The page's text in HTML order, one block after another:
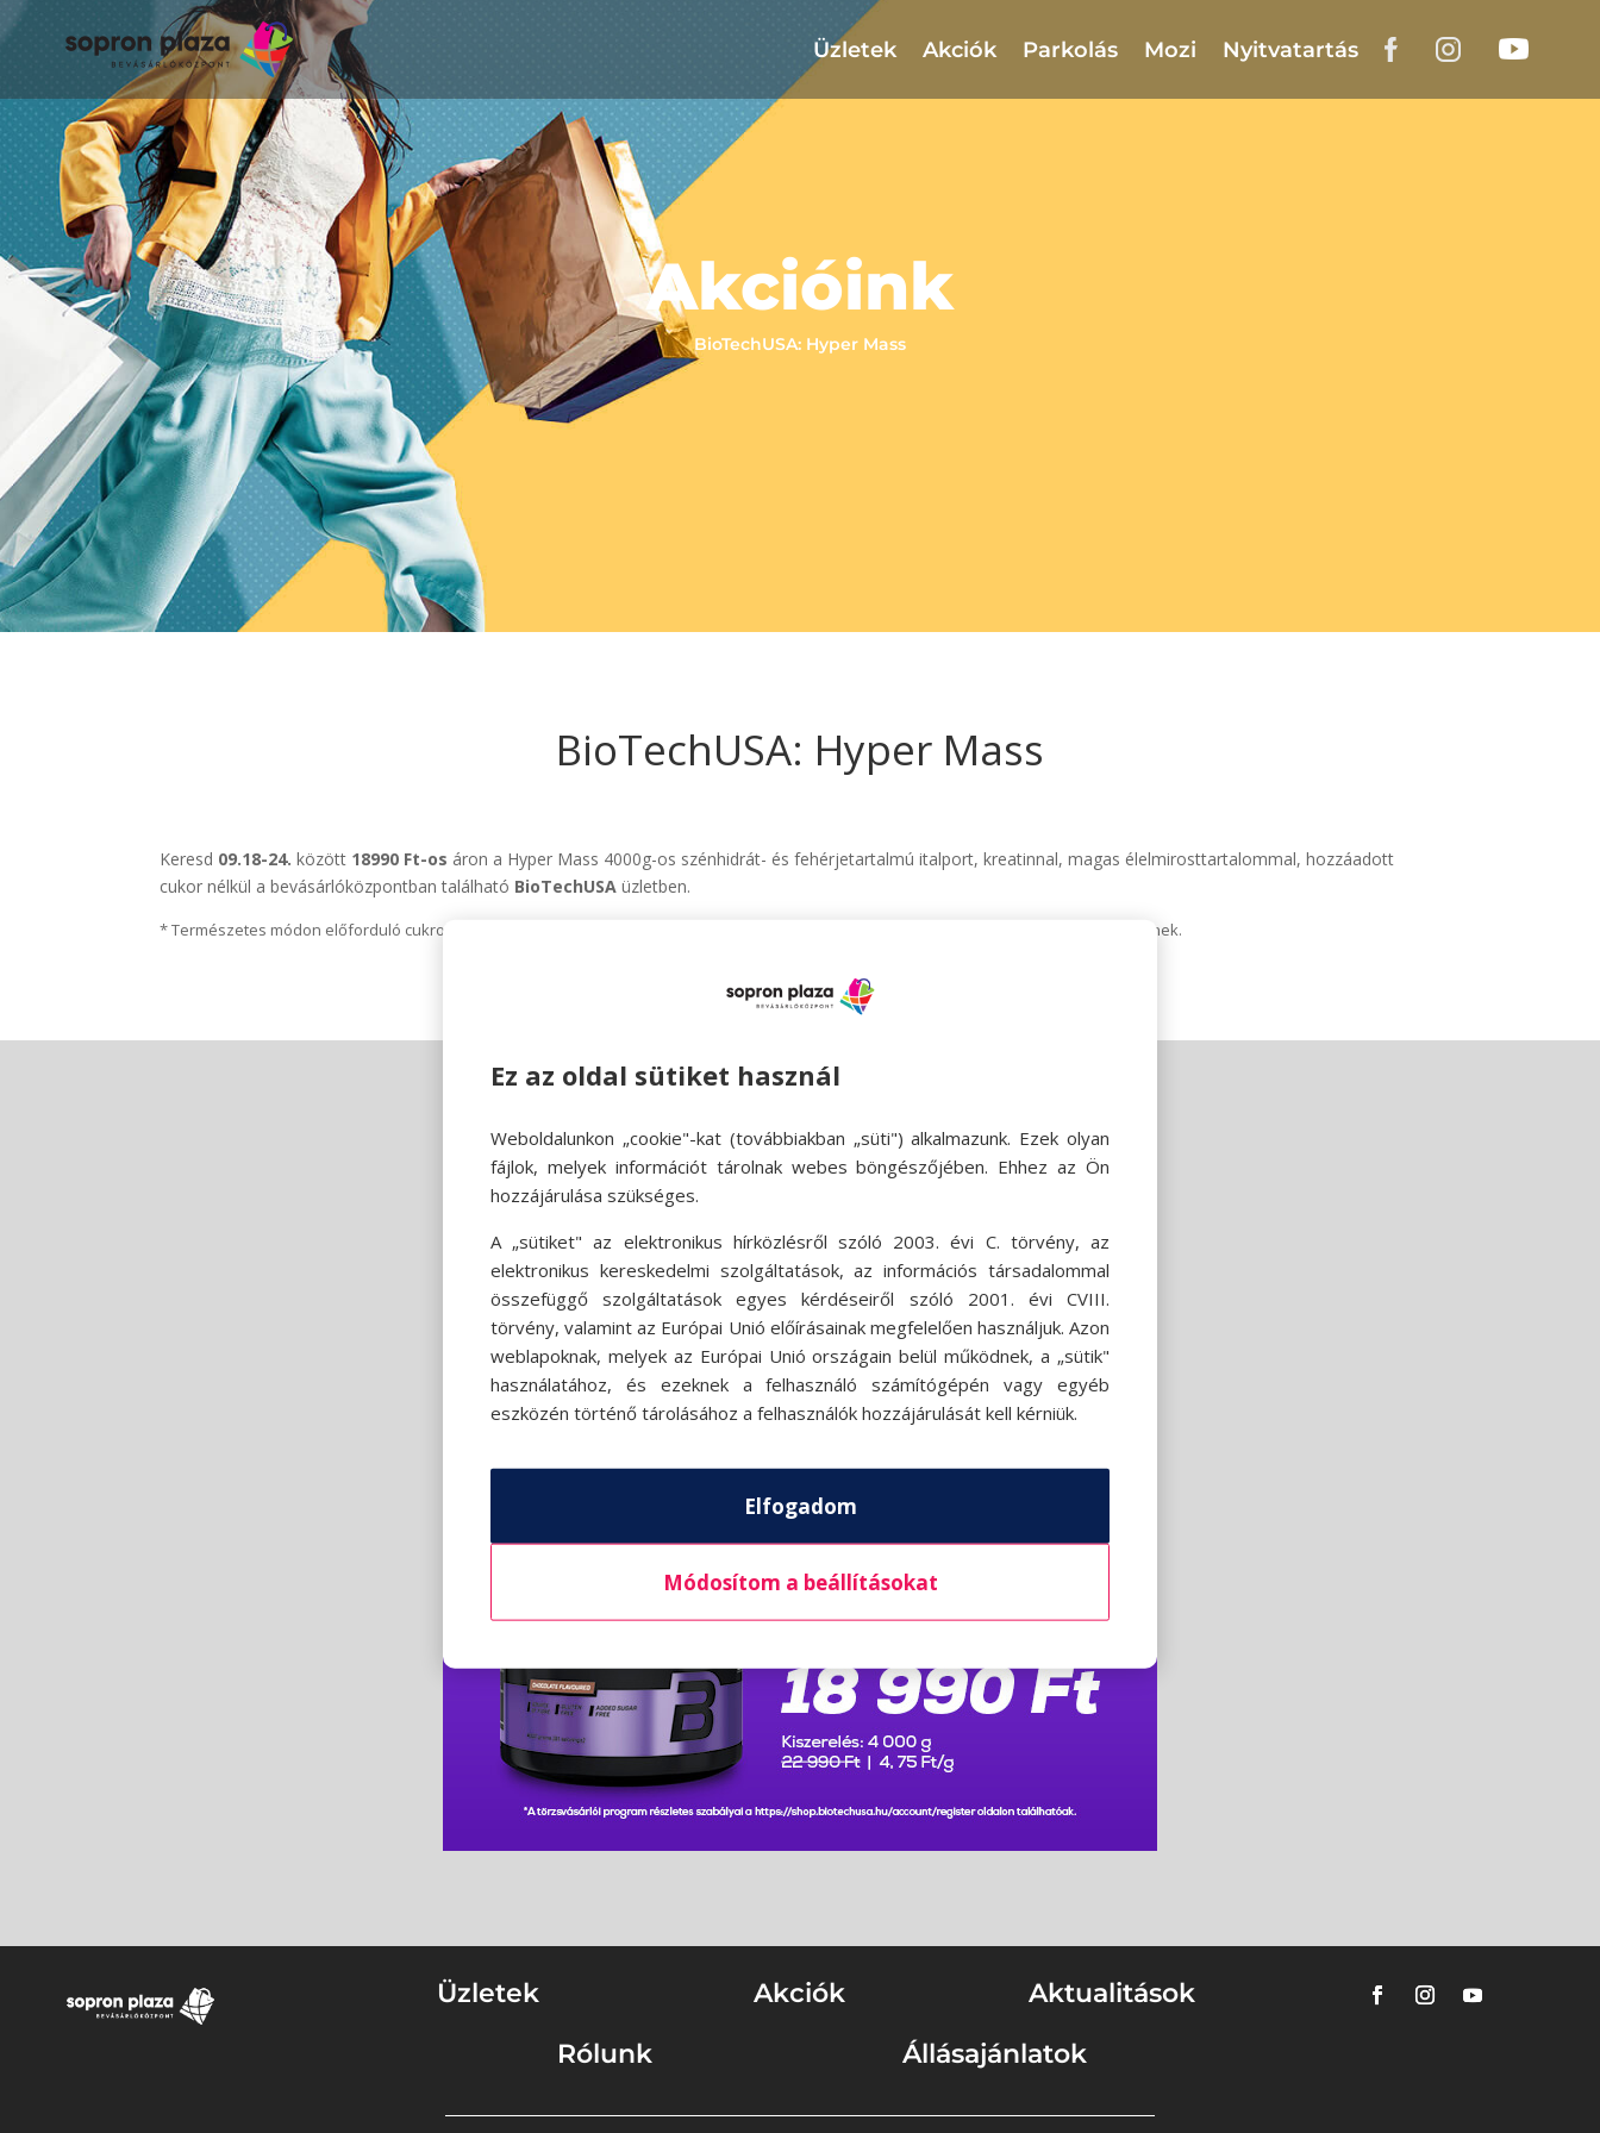
Üzletek Akciók Parkolás Mozi Nyitvatartás
Akcióink
BioTechUSA: Hyper Mass
BioTechUSA: Hyper Mass
Keresd 09.18-24. között 18990 Ft-os áron a Hyper Mass 4000g-os szénhidrát- és fehérjetartalmú italport, kreatinnal, magas élelmirosttartalommal, hozzáadott
cukor nélkül a bevásárlóközpontban található BioTechUSA üzletben.
* Természetes módon előforduló cukrokat tartalmaz. A termékek csomagolásban, színben, ízben és méretben a fotón látottaktól eltérhetnek.
Üzletek Akciók
Aktualitások
Rólunk
Állásajánlatok
Ez az oldal sütiket használ
Weboldalunkon „cookie"-kat (továbbiakban „süti") alkalmazunk. Ezek olyan
fájlok, melyek információt tárolnak webes böngészőjében. Ehhez az Ön
hozzájárulása szükséges.
A „sütiket" az elektronikus hírközlésről szóló 2003. évi C. törvény, az
elektronikus kereskedelmi szolgáltatások, az információs társadalommal
összefüggő szolgáltatások egyes kérdéseiről szóló 2001. évi CVIII.
törvény, valamint az Európai Unió előírásainak megfelelően használjuk. Azon
weblapoknak, melyek az Európai Unió országain belül működnek, a „sütik"
használatához, és ezeknek a felhasználó számítógépén vagy egyéb
eszközén történő tárolásához a felhasználók hozzájárulását kell kérniük.
Elfogadom
Módosítom a beállításokat